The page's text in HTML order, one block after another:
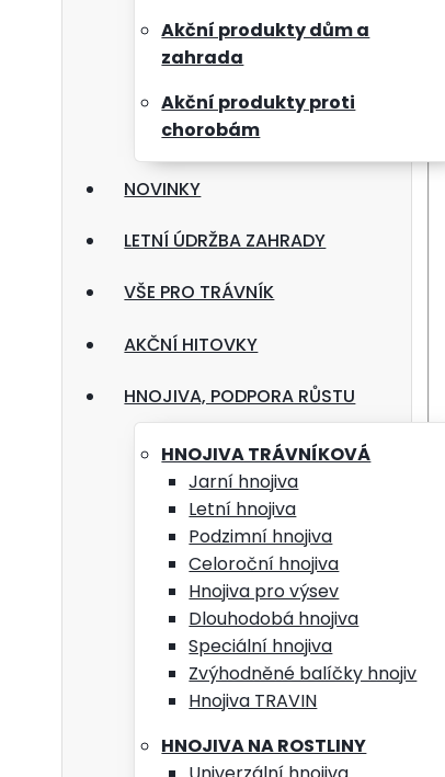
Akční produkty dům a
zahrada
Akční produkty proti
chorobám
NOVINKY
LETNÍ ÚDRŽBA ZAHRADY
VŠE PRO TRÁVNÍK
AKČNÍ HITOVKY
HNOJIVA, PODPORA RŮSTU
HNOJIVA TRÁVNÍKOVÁ
Jarní hnojiva
Letní hnojiva
Podzimní hnojiva
Celoroční hnojiva
Hnojiva pro výsev
Dlouhodobá hnojiva
Speciální hnojiva
Zvýhodněné balíčky hnojiv
Hnojiva TRAVIN
HNOJIVA NA ROSTLINY